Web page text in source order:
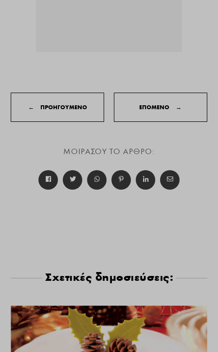
← ΠΡΟΗΓΟΥΜΕΝΟ ΕΠΟΜΕΝΟ →
ΜΟΙΡΑΣΟΥ ΤΟ ΑΡΘΡΟ:
Σχετικές δημοσιεύσεις: